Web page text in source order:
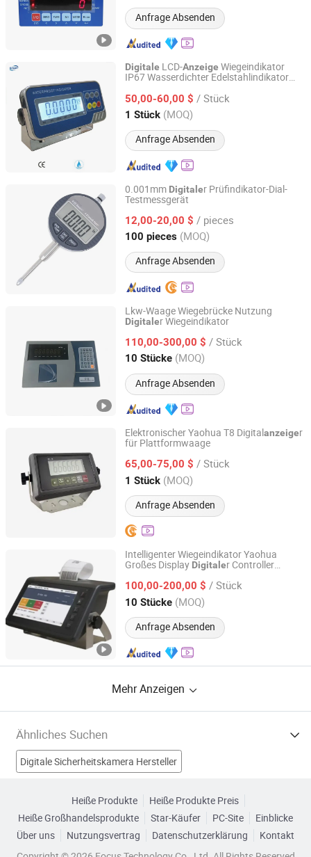
Anfrage Absenden
Digitale LCD-Anzeige Wiegeindikator
IP67 Wasserdichter Edelstahlindikator
50,00-60,00 $ / Stück
1 Stück (MOQ)
Anfrage Absenden
Gromy Industry Co., Ltd.
Zhejiang, China Seit 2014
0.001mm Digitaler Prüfindikator-Dial-
Testmessgerät
12,00-20,00 $ / pieces
100 pieces (MOQ)
Anfrage Absenden
Orientools Industrial Co., Ltd.
Shanghai, China Seit 2025
Lkw-Waage Wiegebrücke Nutzung
Digitaler Wiegeindikator
110,00-300,00 $ / Stück
10 Stücke (MOQ)
Anfrage Absenden
Quanzhou Wanggong Electronic Scale Co., Ltd.
Fujian, China Seit 2016
Elektronischer Yaohua T8 Digitalanzeiger
für Plattformwaage
65,00-75,00 $ / Stück
1 Stück (MOQ)
Anfrage Absenden
Huai'an Hengcheng Industry and Trade Co., Ltd.
Jiangsu, China Seit 2026
Intelligenter Wiegeindikator Yaohua
Großes Display Digitaler Controller
100,00-200,00 $ / Stück
10 Stücke (MOQ)
Anfrage Absenden
Vipoo Electronic Technology Group Co., Ltd.
Fujian, China Seit 2025
Mehr Anzeigen
Ähnliches Suchen
Digitale Sicherheitskamera Hersteller
Anzeigeleuchte Hersteller Digitale Gewichtsanzeige Fabriken
Heiße Produkte
Heiße Produkte Preis
Heiße Großhandelsprodukte
Star-Käufer PC-Site
Einblicke
Über uns
Nutzungsvertrag Datenschutzerklärung
Kontakt